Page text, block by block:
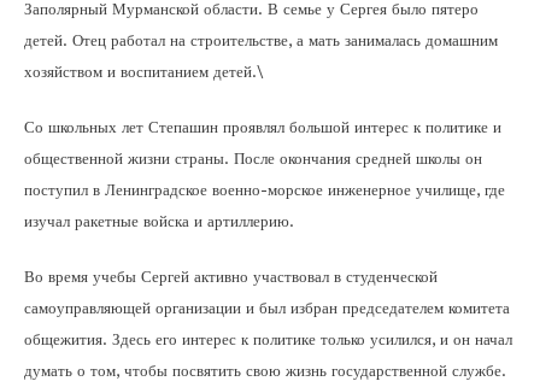
Заполярный Мурманской области. В семье у Сергея было пятеро
детей. Отец работал на строительстве, а мать занималась домашним
хозяйством и воспитанием детей.\
Со школьных лет Степашин проявлял большой интерес к политике и
общественной жизни страны. После окончания средней школы он
поступил в Ленинградское военно-морское инженерное училище, где
изучал ракетные войска и артиллерию.
Во время учебы Сергей активно участвовал в студенческой
самоуправляющей организации и был избран председателем комитета
общежития. Здесь его интерес к политике только усилился, и он начал
думать о том, чтобы посвятить свою жизнь государственной службе.